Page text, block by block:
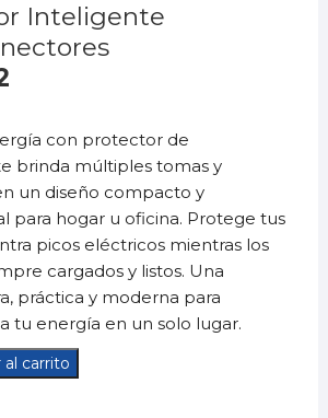
Inteligente
con protector de
brinda múltiples tomas y
un diseño compacto y
para hogar u oficina. Protege tus
picos eléctricos mientras los
cargados y listos. Una
práctica y moderna para
tu energía en un solo lugar.
al carrito